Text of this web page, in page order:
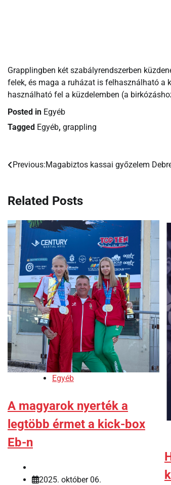
Grapplingben két szabályrendszerben
felek, és maga a ruházat is felhasználható a
használható fel a küzdelemben (a
Posted in Egyéb
Tagged Egyéb, grappling
Bejegyzés
Previous:Magabiztos kassai győzelem
Related Posts
Egyéb
A magyarok nyerték a
legtöbb érmet a kick-box
Eb-n
2025. október 06.